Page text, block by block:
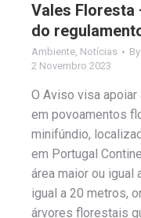
Vales Floresta
do
Ambiente, Notícias By
2 Novembro 2023
O Aviso visa
em povoamentos
minifúndio,
em Portugal
área maior ou igual
igual a 20 metros,
árvores florestais